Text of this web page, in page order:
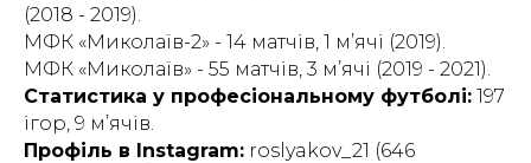
(2018 - 2019).
МФК «Миколаїв-2» - 14 матчів, 1 м’ячі (2019).
МФК «Миколаїв» - 55 матчів, 3 м’ячі (2019 - 2021).
Статистика у професіональному футболі: 197
ігор, 9 м’ячів.
Профіль в Instagram: roslyakov_21 (646